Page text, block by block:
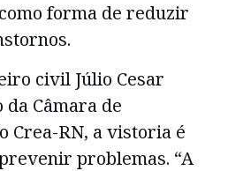
forma de reduzir
civil Júlio Cesar
Câmara de
Crea-RN, a vistoria é
problemas. “A